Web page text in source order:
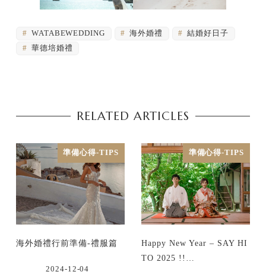
WATABEWEDDING 海外婚禮
結婚好日子
華德培婚禮
RELATED ARTICLES
準備心得-TIPS
海外婚禮行前準備-禮服篇
2024-12-04
準備心得-TIPS
Happy New Year – SAY HI
TO 2025 !!…